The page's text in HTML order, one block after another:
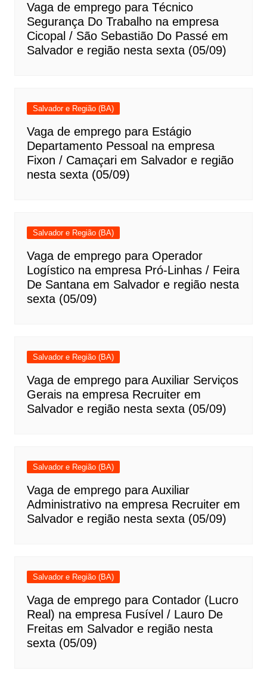
Vaga de emprego para Técnico
Segurança Do Trabalho na empresa
Cicopal / São Sebastião Do Passé em
Salvador e região nesta sexta (05/09)
Salvador e Região (BA)
Vaga de emprego para Estágio
Departamento Pessoal na empresa
Fixon / Camaçari em Salvador e região
nesta sexta (05/09)
Salvador e Região (BA)
Vaga de emprego para Operador
Logístico na empresa Pró-Linhas / Feira
De Santana em Salvador e região nesta
sexta (05/09)
Salvador e Região (BA)
Vaga de emprego para Auxiliar Serviços
Gerais na empresa Recruiter em
Salvador e região nesta sexta (05/09)
Salvador e Região (BA)
Vaga de emprego para Auxiliar
Administrativo na empresa Recruiter em
Salvador e região nesta sexta (05/09)
Salvador e Região (BA)
Vaga de emprego para Contador (Lucro
Real) na empresa Fusível / Lauro De
Freitas em Salvador e região nesta
sexta (05/09)